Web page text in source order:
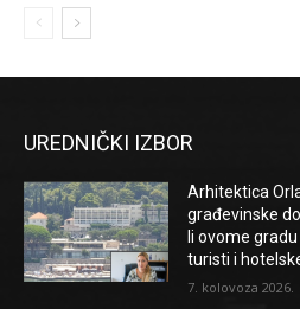
UREDNIČKI IZBOR
Arhitektica
građevinske
li ovome
turisti i
7. kolovoza 2026.